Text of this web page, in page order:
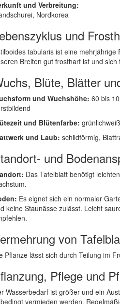
und Verbreitung:
Nordkorea
und
tabularis ist eine mehrjährige
Breiten gut frosthart ist und
Blüte, Blätter
und Wuchshöhe: 60 bis
und Blütenfarbe:
und Laub: schildförmig,
und
Das Tafelblatt benötigt
Es eignet sich ein normaler
keine Staunässe zulässt. Leicht
von
Pflanze lässt sich durch Teilung im
Pflege und
Wasserbedarf ist größer und ein
vermieden werden.